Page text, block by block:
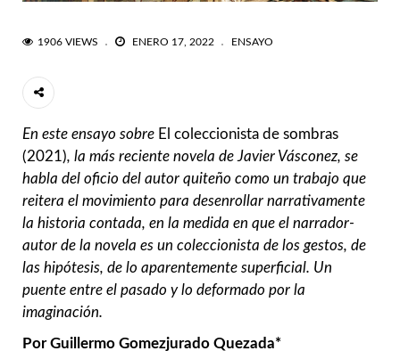
1906 VIEWS ENERO 17, 2022 ENSAYO
En este ensayo sobre El coleccionista de sombras
(2021), la más reciente novela de Javier Vásconez, se
habla del oficio del autor quiteño como un trabajo que
reitera el movimiento para desenrollar narrativamente
la historia contada, en la medida en que el narrador-
autor de la novela es un coleccionista de los gestos, de
las hipótesis, de lo aparentemente superficial. Un
puente entre el pasado y lo deformado por la
imaginación.
Por Guillermo Gomezjurado Quezada*